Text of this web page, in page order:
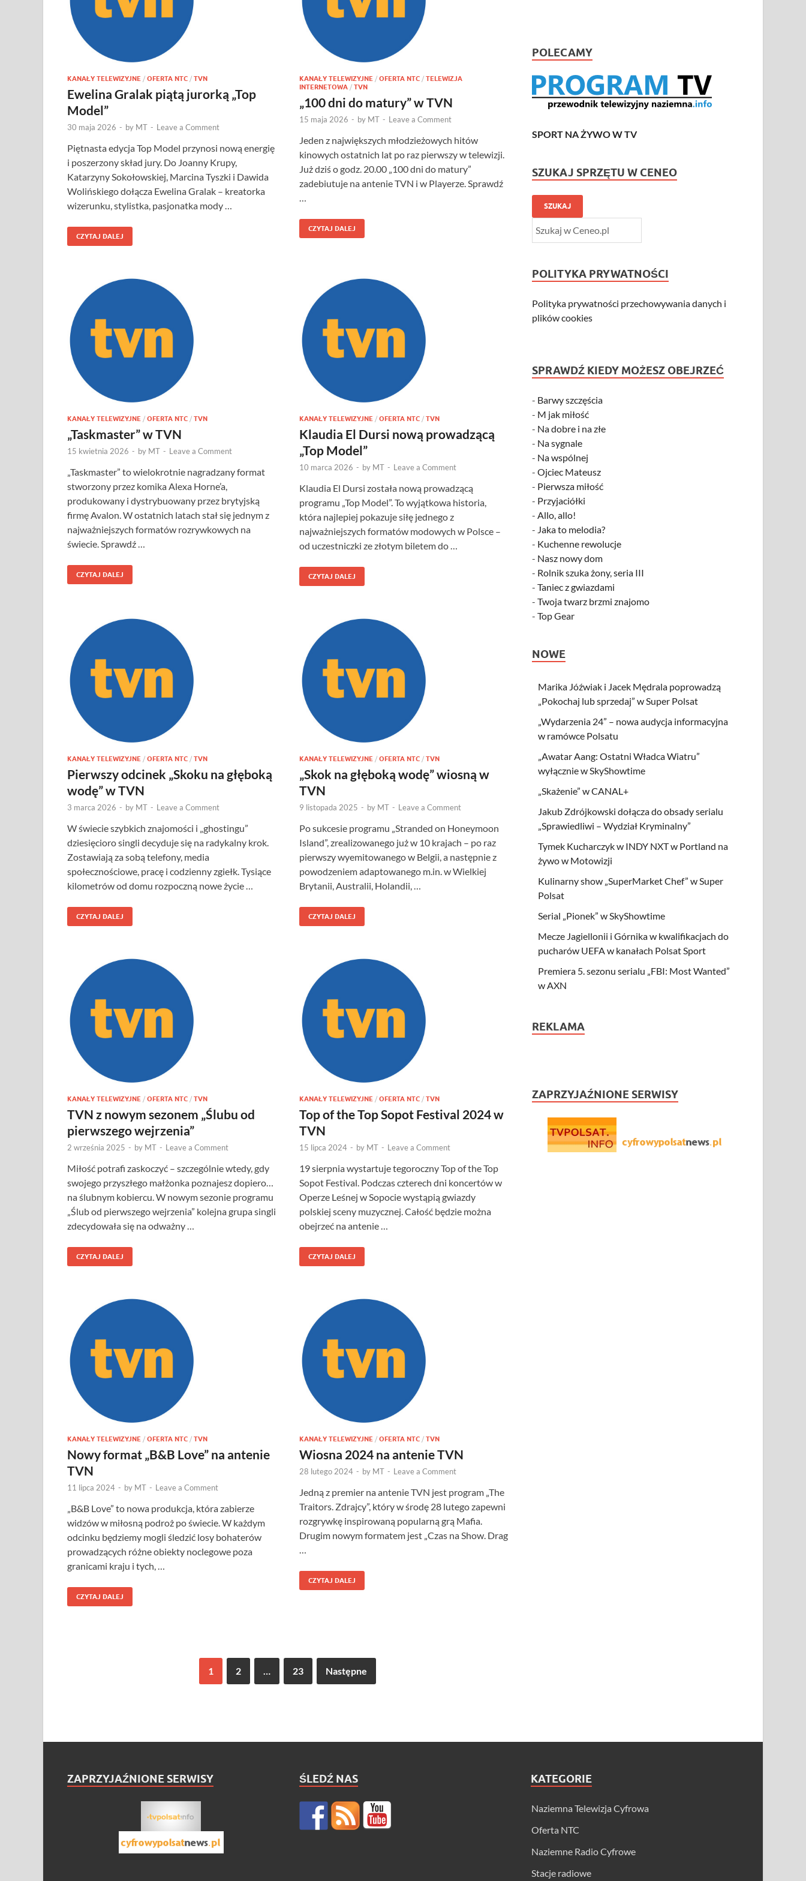
KANAŁY TELEWIZYJNE / OFERTA NTC / TVN
Ewelina Gralak piątą jurorką „Top
Model”
30 maja 2026 - by MT - Leave a Comment
Piętnasta edycja Top Model przynosi nową energię
i poszerzony skład jury. Do Joanny Krupy,
Katarzyny Sokołowskiej, Marcina Tyszki i Dawida
Wolińskiego dołącza Ewelina Gralak – kreatorka
wizerunku, stylistka, pasjonatka mody …
CZYTAJ DALEJ
KANAŁY TELEWIZYJNE / OFERTA NTC / TELEWIZJA
INTERNETOWA / TVN
„100 dni do matury” w TVN
15 maja 2026 - by MT - Leave a Comment
Jeden z największych młodzieżowych hitów
kinowych ostatnich lat po raz pierwszy w telewizji.
Już dziś o godz. 20.00 „100 dni do matury”
zadebiutuje na antenie TVN i w Playerze. Sprawdź
…
CZYTAJ DALEJ
KANAŁY TELEWIZYJNE / OFERTA NTC / TVN
„Taskmaster” w TVN
15 kwietnia 2026 - by MT - Leave a Comment
„Taskmaster” to wielokrotnie nagradzany format
stworzony przez komika Alexa Horne’a,
produkowany i dystrybuowany przez brytyjską
firmę Avalon. W ostatnich latach stał się jednym z
najważniejszych formatów rozrywkowych na
świecie. Sprawdź …
CZYTAJ DALEJ
KANAŁY TELEWIZYJNE / OFERTA NTC / TVN
Klaudia El Dursi nową prowadzącą
„Top Model”
10 marca 2026 - by MT - Leave a Comment
Klaudia El Dursi została nową prowadzącą
programu „Top Model”. To wyjątkowa historia,
która najlepiej pokazuje siłę jednego z
najważniejszych formatów modowych w Polsce –
od uczestniczki ze złotym biletem do …
CZYTAJ DALEJ
KANAŁY TELEWIZYJNE / OFERTA NTC / TVN
Pierwszy odcinek „Skoku na głęboką
wodę” w TVN
3 marca 2026 - by MT - Leave a Comment
W świecie szybkich znajomości i „ghostingu”
dziesięcioro singli decyduje się na radykalny krok.
Zostawiają za sobą telefony, media
społecznościowe, pracę i codzienny zgiełk. Tysiące
kilometrów od domu rozpoczną nowe życie …
CZYTAJ DALEJ
KANAŁY TELEWIZYJNE / OFERTA NTC / TVN
„Skok na głęboką wodę” wiosną w
TVN
9 listopada 2025 - by MT - Leave a Comment
Po sukcesie programu „Stranded on Honeymoon
Island”, zrealizowanego już w 10 krajach – po raz
pierwszy wyemitowanego w Belgii, a następnie z
powodzeniem adaptowanego m.in. w Wielkiej
Brytanii, Australii, Holandii, …
CZYTAJ DALEJ
KANAŁY TELEWIZYJNE / OFERTA NTC / TVN
TVN z nowym sezonem „Ślubu od
pierwszego wejrzenia”
2 września 2025 - by MT - Leave a Comment
Miłość potrafi zaskoczyć – szczególnie wtedy, gdy
swojego przyszłego małżonka poznajesz dopiero…
na ślubnym kobiercu. W nowym sezonie programu
„Ślub od pierwszego wejrzenia” kolejna grupa singli
zdecydowała się na odważny …
CZYTAJ DALEJ
KANAŁY TELEWIZYJNE / OFERTA NTC / TVN
Top of the Top Sopot Festival 2024 w
TVN
15 lipca 2024 - by MT - Leave a Comment
19 sierpnia wystartuje tegoroczny Top of the Top
Sopot Festival. Podczas czterech dni koncertów w
Operze Leśnej w Sopocie wystąpią gwiazdy
polskiej sceny muzycznej. Całość będzie można
obejrzeć na antenie …
CZYTAJ DALEJ
KANAŁY TELEWIZYJNE / OFERTA NTC / TVN
Nowy format „B&B Love” na antenie
TVN
11 lipca 2024 - by MT - Leave a Comment
„B&B Love” to nowa produkcja, która zabierze
widzów w miłosną podroż po świecie. W każdym
odcinku będziemy mogli śledzić losy bohaterów
prowadzących różne obiekty noclegowe poza
granicami kraju i tych, …
CZYTAJ DALEJ
KANAŁY TELEWIZYJNE / OFERTA NTC / TVN
Wiosna 2024 na antenie TVN
28 lutego 2024 - by MT - Leave a Comment
Jedną z premier na antenie TVN jest program „The
Traitors. Zdrajcy”, który w środę 28 lutego zapewni
rozgrywkę inspirowaną popularną grą Mafia.
Drugim nowym formatem jest „Czas na Show. Drag
…
CZYTAJ DALEJ
1 2 … 23 Następne
POLECAMY
SPORT NA ŻYWO W TV
SZUKAJ SPRZĘTU W CENEO
SZUKAJ
POLITYKA PRYWATNOŚCI
Polityka prywatności przechowywania danych i
plików cookies
SPRAWDŹ KIEDY MOŻESZ OBEJRZEĆ
- Barwy szczęścia
- M jak miłość
- Na dobre i na złe
- Na sygnale
- Na wspólnej
-Ojciec Mateusz
- Pierwsza miłość
- Przyjaciółki
-Allo, allo!
- Jaka to melodia?
- Kuchenne rewolucje
- Nasz nowy dom
- Rolnik szuka żony, seria III
-Taniec z gwiazdami
-Twoja twarz brzmi znajomo
-Top Gear
NOWE
Marika Jóźwiak i Jacek Mędrala poprowadzą
„Pokochaj lub sprzedaj” w Super Polsat
„Wydarzenia 24” – nowa audycja informacyjna
w ramówce Polsatu
„Awatar Aang: Ostatni Władca Wiatru”
wyłącznie w SkyShowtime
„Skażenie” w CANAL+
Jakub Zdrójkowski dołącza do obsady serialu
„Sprawiedliwi – Wydział Kryminalny”
Tymek Kucharczyk w INDY NXT w Portland na
żywo w Motowizji
Kulinarny show „SuperMarket Chef” w Super
Polsat
Serial „Pionek” w SkyShowtime
Mecze Jagiellonii i Górnika w kwalifikacjach do
pucharów UEFA w kanałach Polsat Sport
Premiera 5. sezonu serialu „FBI: Most Wanted”
w AXN
REKLAMA
ZAPRZYJAŹNIONE SERWISY
ZAPRZYJAŹNIONE SERWISY ŚLEDŹ NAS KATEGORIE
Naziemna Telewizja Cyfrowa
Oferta NTC
Naziemne Radio Cyfrowe
Stacje radiowe